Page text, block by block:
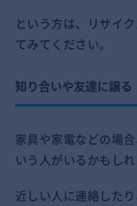
という方は、リサイ
てみてください。
知り合いや友達に譲る
家具や家電などの場
いう人がいるかもしれ
近しい人に連絡した